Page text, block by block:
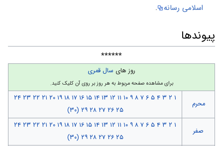
اسلامى رسانه
.
پیوندها
******
روز های سال قمری
برای مشاهده صفحه مربوط به هر روز بر روی آن کلیک کنید.
محرم
۱ ۲ ۳ ۴ ۵ ۶ ۷ ۸ ۹ ۱۰ ۱۱ ۱۲ ۱۳ ۱۴ ۱۵ ۱۶ ۱۷ ۱۸ ۱۹ ۲۰ ۲۱ ۲۲ ۲۳ ۲۴
۲۵ ۲۶ ۲۷ ۲۸ ۲۹ (۳۰)
صفر
۱ ۲ ۳ ۴ ۵ ۶ ۷ ۸ ۹ ۱۰ ۱۱ ۱۲ ۱۳ ۱۴ ۱۵ ۱۶ ۱۷ ۱۸ ۱۹ ۲۰ ۲۱ ۲۲ ۲۳ ۲۴
۲۵ ۲۶ ۲۷ ۲۸ ۲۹ (۳۰)